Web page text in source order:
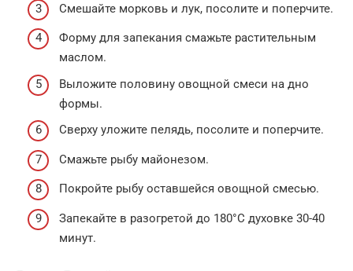
Смешайте морковь и лук, посолите и поперчите.
Форму для запекания смажьте растительным
маслом.
Выложите половину овощной смеси на дно
формы.
Сверху уложите пелядь, посолите и поперчите.
Смажьте рыбу майонезом.
Покройте рыбу оставшейся овощной смесью.
Запекайте в разогретой до 180°C духовке 30-40
минут.